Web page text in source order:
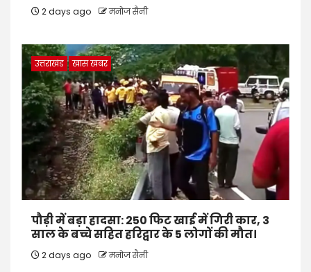
2 days ago मनोज सैनी
उत्तराखंड खास खबर
पौड़ी में बड़ा हादसा: 250 फिट खाई में गिरी कार, 3
साल के बच्चे सहित हरिद्वार के 5 लोगों की मौत।
2 days ago मनोज सैनी